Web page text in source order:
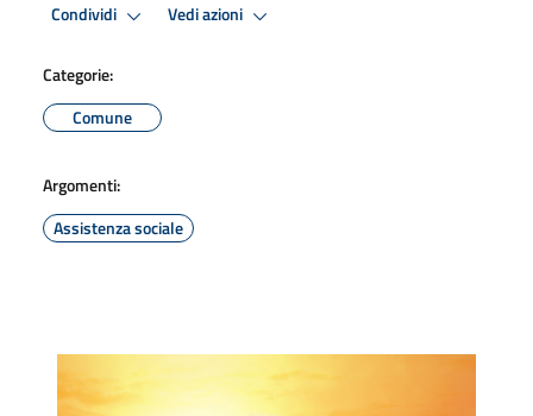
Condividi Vedi azioni
Categorie:
Comune
Argomenti:
Assistenza sociale